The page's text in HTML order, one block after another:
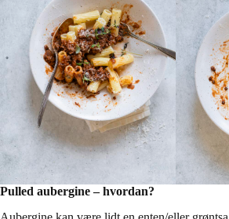
Pulled aubergine – hvordan?